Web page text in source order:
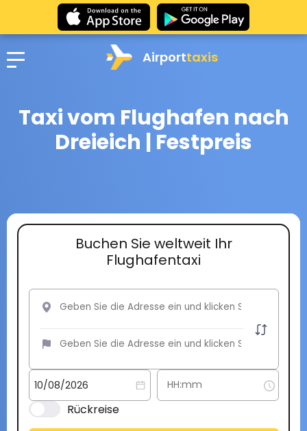
Airporttaxis
Taxi vom Flughafen nach
Dreieich | Festpreis
Buchen Sie weltweit Ihr
Flughafentaxi
Rückreise